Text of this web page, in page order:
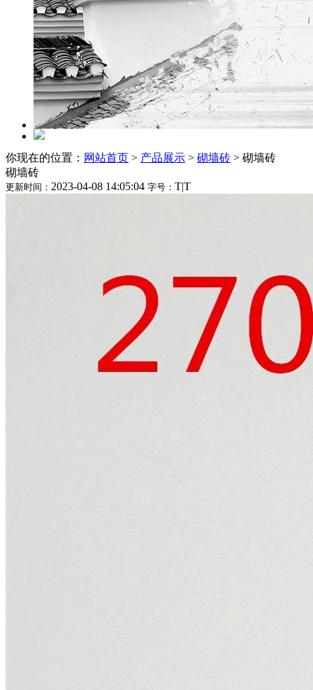
你现在的位置： 网站首页 > 产品展示 > 砌墙砖 > 砌墙砖
砌墙砖
更新时间： 2023-04-08 14:05:04 字号： T|T